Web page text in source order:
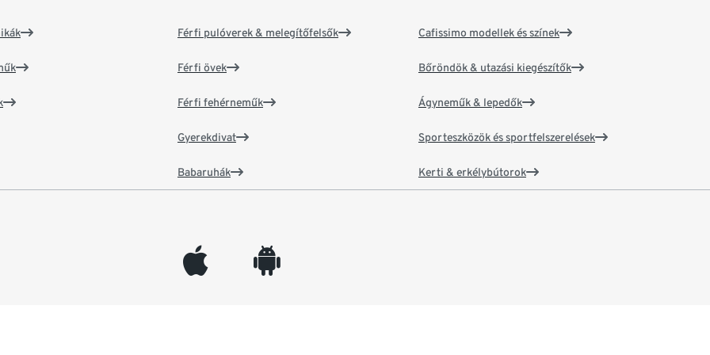
Férfi pulóverek & melegítőfelsők
Férfi övek
Férfi fehérneműk
Gyerekdivat
Babaruhák
Cafissimo modellek és színek
Bőröndök & utazási kiegészítők
Ágyneműk & lepedők
Sporteszközök és sportfelszerelések
Kerti & erkélybútorok
appleinc android